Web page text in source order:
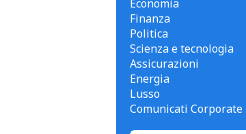
Economia
Finanza
Politica
Scienza e tecnologia
Assicurazioni
Energia
Lusso
Comunicati Corporate